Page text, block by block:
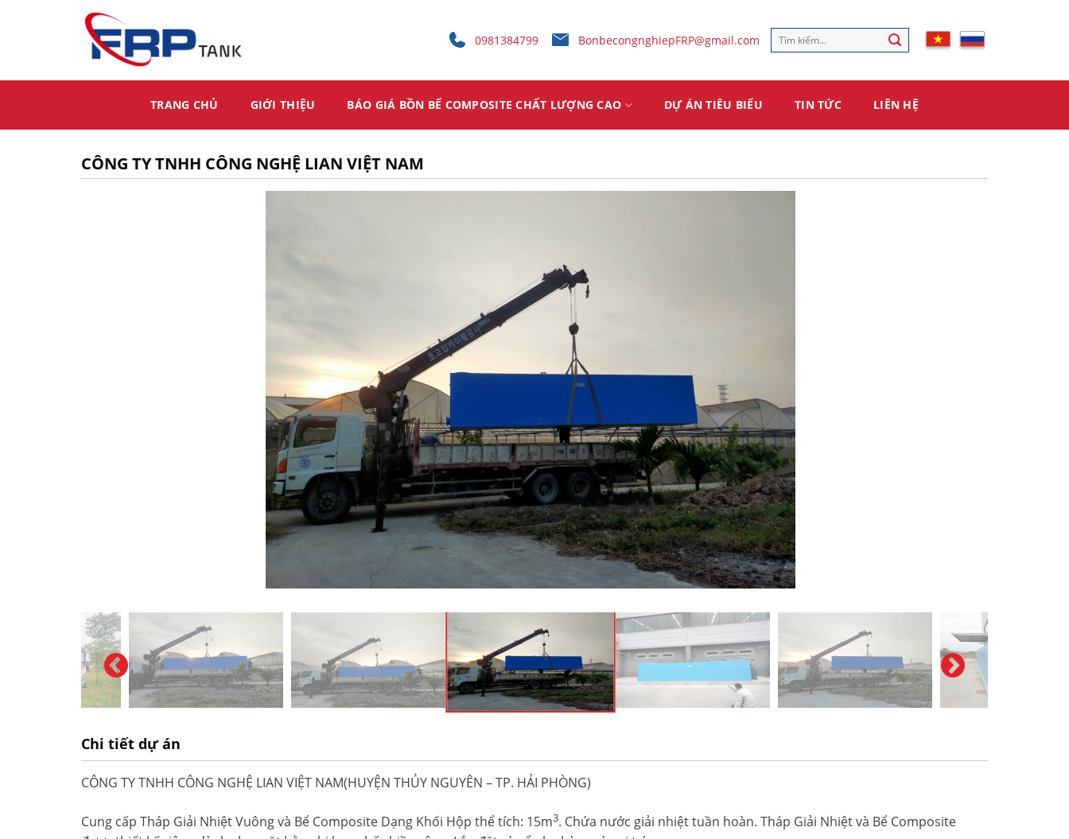
0981384799 BonbecongnghiepFRP@gmail.com
TRANG CHỦ GIỚI THIỆU BÁO GIÁ BỒN BỂ COMPOSITE CHẤT LƯỢNG CAO DỰ ÁN TIÊU BIỂU TIN TỨC LIÊN HỆ
CÔNG TY TNHH CÔNG NGHỆ LIAN VIỆT NAM
Chi tiết dự án
CÔNG TY TNHH CÔNG NGHỆ LIAN VIỆT NAM(HUYỆN THỦY NGUYÊN – TP. HẢI PHÒNG)
Cung cấp Tháp Giải Nhiệt Vuông và Bể Composite Dạng Khối Hộp thể tích: 15m3. Chứa nước giải nhiệt tuần hoàn. Tháp Giải Nhiệt và Bể Composite